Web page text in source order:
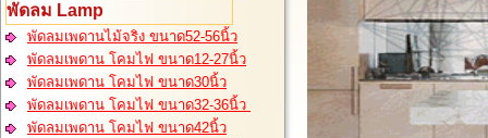
พัดลม Lamp
พัดลมเพดานไม้จริง ขนาด52-56นิ้ว
พัดลมเพดาน โคมไฟ ขนาด12-27นิ้ว
พัดลมเพดาน โคมไฟ ขนาด30นิ้ว
พัดลมเพดาน โคมไฟ ขนาด32-36นิ้ว
พัดลมเพดาน โคมไฟ ขนาด42นิ้ว